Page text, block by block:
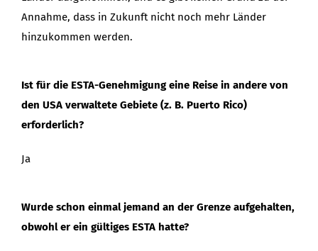
Annahme, dass in Zukunft nicht noch mehr Länder
hinzukommen werden.
Ist für die ESTA-Genehmigung eine Reise in andere von
den USA verwaltete Gebiete (z. B. Puerto Rico)
erforderlich?
Ja
Wurde schon einmal jemand an der Grenze aufgehalten,
obwohl er ein gültiges ESTA hatte?